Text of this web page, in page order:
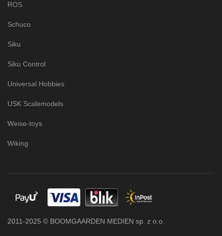
ROS
Schuco
Siku
Siku Control
Universal Hobbies
USK Scalemodels
Weise-toys
Wiking
2011-2025 © BOOMGAARDEN MEDIEN sp. z o.o.